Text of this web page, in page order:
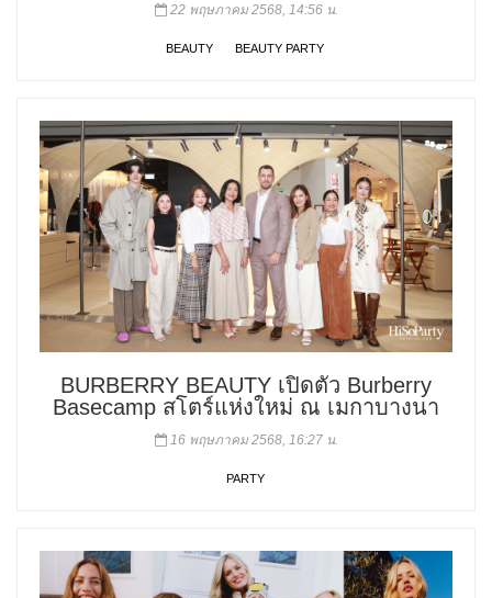
22 พฤษภาคม 2568, 14:56 น.
BEAUTY BEAUTY PARTY
BURBERRY BEAUTY เปิดตัว Burberry
Basecamp สโตร์แห่งใหม่ ณ เมกาบางนา
16 พฤษภาคม 2568, 16:27 น.
PARTY